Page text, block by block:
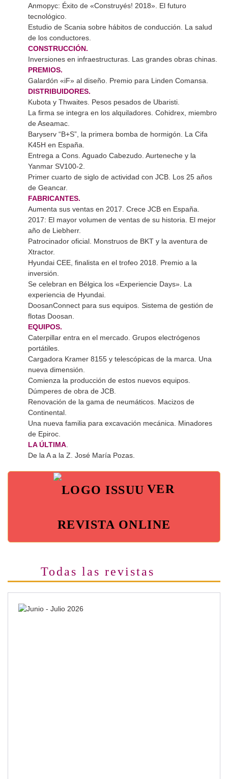
Anmopyc: Éxito de «Construyés! 2018». El futuro
tecnológico.
Estudio de Scania sobre hábitos de conducción. La salud
de los conductores.
CONSTRUCCIÓN.
Inversiones en infraestructuras. Las grandes obras chinas.
PREMIOS.
Galardón «iF» al diseño. Premio para Linden Comansa.
DISTRIBUIDORES.
Kubota y Thwaites. Pesos pesados de Ubaristi.
La firma se integra en los alquiladores. Cohidrex, miembro
de Aseamac.
Baryserv “B+S”, la primera bomba de hormigón. La Cifa
K45H en España.
Entrega a Cons. Aguado Cabezudo. Aurteneche y la
Yanmar SV100-2.
Primer cuarto de siglo de actividad con JCB. Los 25 años
de Geancar.
FABRICANTES.
Aumenta sus ventas en 2017. Crece JCB en España.
2017: El mayor volumen de ventas de su historia. El mejor
año de Liebherr.
Patrocinador oficial. Monstruos de BKT y la aventura de
Xtractor.
Hyundai CEE, finalista en el trofeo 2018. Premio a la
inversión.
Se celebran en Bélgica los «Experiencie Days». La
experiencia de Hyundai.
DoosanConnect para sus equipos. Sistema de gestión de
flotas Doosan.
EQUIPOS.
Caterpillar entra en el mercado. Grupos electrógenos
portátiles.
Cargadora Kramer 8155 y telescópicas de la marca. Una
nueva dimensión.
Comienza la producción de estos nuevos equipos.
Dúmperes de obra de JCB.
Renovación de la gama de neumáticos. Macizos de
Continental.
Una nueva familia para excavación mecánica. Minadores
de Epiroc.
LA ÚLTIMA
De la A a la Z. José María Pozas.
VER
REVISTA ONLINE
Todas las revistas